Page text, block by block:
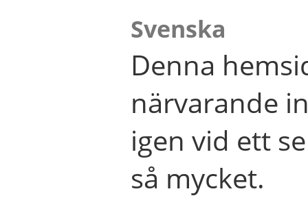
Svenska
Denna
närvarande
igen vid ett
så mycket.